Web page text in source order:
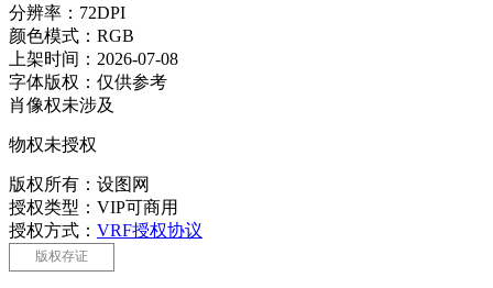
分辨率：72DPI
颜色模式：RGB
上架时间：2026-07-08
字体版权：仅供参考
肖像权未涉及
物权未授权
版权所有：设图网
授权类型：VIP可商用
授权方式： VRF授权协议
版权存证